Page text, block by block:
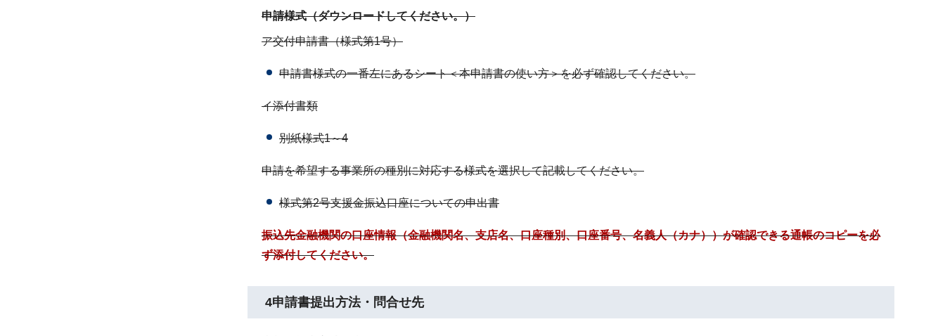
申請様式（ダウンロードしてください。）
ア交付申請書（様式第1号）
申請書様式の一番左にあるシート＜本申請書の使い方＞を必ず確認してください。
イ添付書類
別紙様式1～4
申請を希望する事業所の種別に対応する様式を選択して記載してください。
様式第2号支援金振込口座についての申出書
振込先金融機関の口座情報（金融機関名、支店名、口座種別、口座番号、名義人（カナ））が確認できる通帳のコピーを必
ず添付してください。
4申請書提出方法・問合せ先